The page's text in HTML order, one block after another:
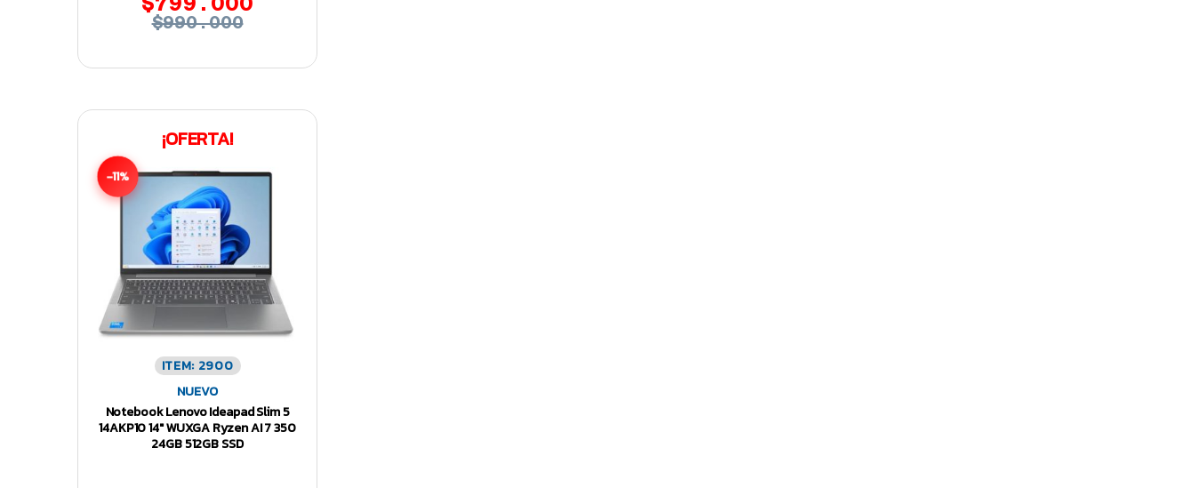
$990.000
¡OFERTA!
-11%
ITEM: 2900
NUEVO
Notebook Lenovo Ideapad Slim 5
14AKP10 14″ WUXGA Ryzen AI 7 350
24GB 512GB SSD